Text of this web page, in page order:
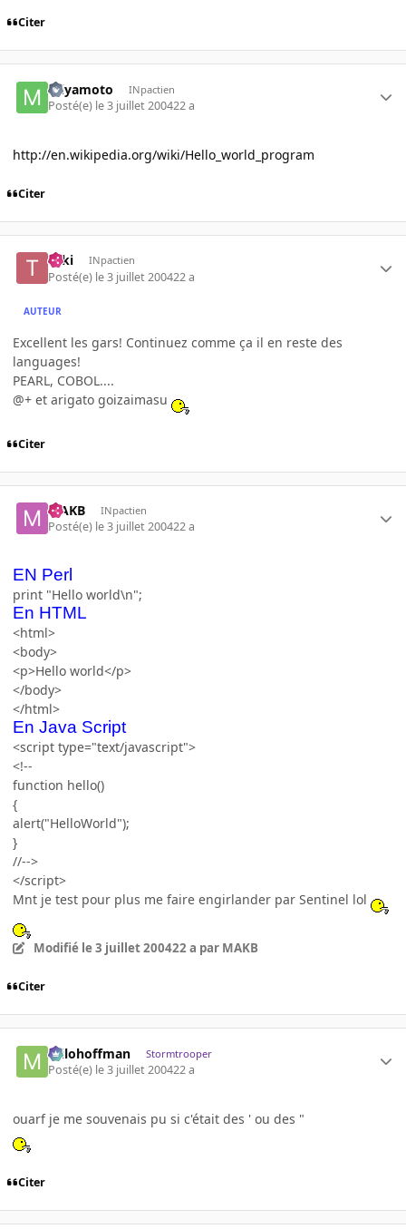
Citer
miyamoto INpactien
Posté(e) le 3 juillet 200422 a
http://en.wikipedia.org/wiki/Hello_world_program
Citer
Taki INpactien
Posté(e) le 3 juillet 200422 a
AUTEUR
Excellent les gars! Continuez comme ça il en reste des
languages!
PEARL, COBOL....
@+ et arigato goizaimasu
Citer
MAKB INpactien
Posté(e) le 3 juillet 200422 a
EN Perl
print "Hello world\n";
En HTML
<html>
<body>
<p>Hello world</p>
</body>
</html>
En Java Script
<script type="text/javascript">
<!--
function hello()
{
alert("HelloWorld");
}
//-->
</script>
Mnt je test pour plus me faire engirlander par Sentinel lol
Modifié le 3 juillet 200422 a par MAKB
Citer
milohoffman Stormtrooper
Posté(e) le 3 juillet 200422 a
ouarf je me souvenais pu si c'était des ' ou des "
Citer